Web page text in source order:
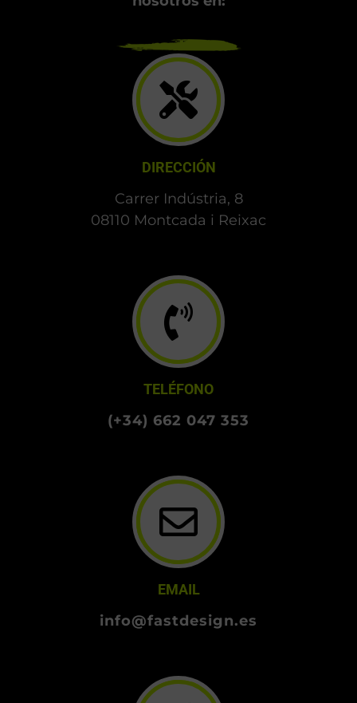
DIRECCIÓN
Carrer Indústria, 8
08110 Montcada i Reixac
TELÉFONO
(+34) 662 047 353
EMAIL
info@fastdesign.es